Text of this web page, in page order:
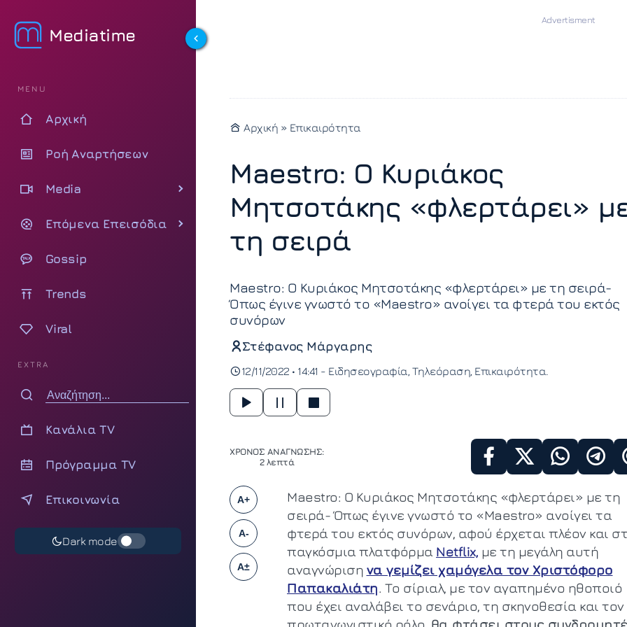
Mediatime
MENU
Αρχική
Ροή Αναρτήσεων
Media
Επόμενα Επεισόδια
Gossip
Trends
Viral
EXTRA
Κανάλια TV
Πρόγραμμα TV
Επικοινωνία
Dark mode
Αρχική » Επικαιρότητα
Maestro: Ο Κυριάκος
Μητσοτάκης «φλερτάρει»
τη σειρά
Maestro: Ο Κυριάκος Μητσοτάκης «φλερτάρει» με τη σειρά-
Όπως έγινε γνωστό το «Μaestro» ανοίγει τα φτερά του εκτός
συνόρων
Στέφανος Μάργαρης
12/11/2022 • 14:41 - Ειδησεογραφία Τηλεόραση Επικαιρότητα
ΧΡΟΝΟΣ ΑΝΑΓΝΩΣΗΣ:
2 λεπτά
A+
A-
A±
Maestro: Ο Κυριάκος Μητσοτάκης «φλερτάρει» με τη
σειρά- Όπως έγινε γνωστό το «Μaestro» ανοίγει τα
φτερά του εκτός συνόρων, αφού έρχεται πλέον και
παγκόσμια πλατφόρμα Νetflix, με τη μεγάλη αυτή
αναγνώριση να γεμίζει χαμόγελα τον Χριστόφορο
Παπακαλιάτη. Το σίριαλ, με τον αγαπημένο ηθοποιό
που έχει αναλάβει το σενάριο, τη σκηνοθεσία και τον